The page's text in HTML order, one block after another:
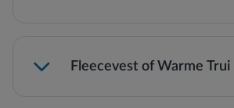
Fleecevest of Warme Trui